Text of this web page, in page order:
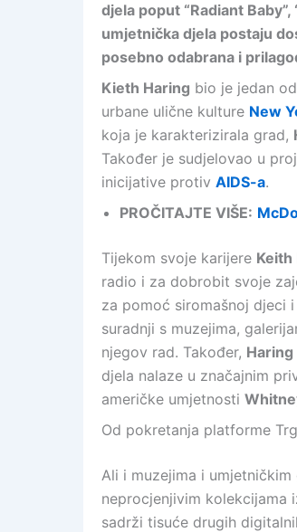
djela poput “Radiant
umjetnička djela postaju
posebno odabrana i
Kieth Haring bio je jedan
urbane ulične kulture New
koja je karakterizirala grad,
Također je sudjelovao u
inicijative protiv AIDS-a.
PROČITAJTE VIŠE:
Tijekom svoje karijere Keith
radio i za dobrobit svoje
za pomoć siromašnoj djeci
suradnji s muzejima,
njegov rad. Također, Haring
djela nalaze u značajnim
američke umjetnosti
Od pokretanja platforme
Ali i muzejima i
neprocjenjivim kolekcijama
sadrži tisuće drugih